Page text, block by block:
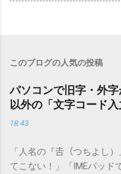
このブログの人気の投稿
パソコンで旧字・外
以外の「文字コード
18:43
「人名の『𠮷（つちよし
てこない！」「IMEパッド